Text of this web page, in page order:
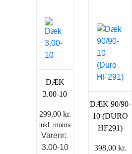
DÆK
3.00-10
299,00 kr.
inkl. moms
Varenr:
3.00-10
DÆK 90/90-
10 (DURO
HF291)
398,00 kr.